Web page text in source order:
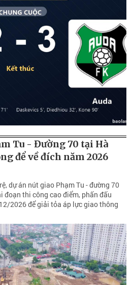
Tu - Đường 70 tại Hà
để về đích năm 2026
dự án nút giao Phạm Tu - đường 70
đoạn thi công cao điểm, phấn đấu
2026 để giải tỏa áp lực giao thông